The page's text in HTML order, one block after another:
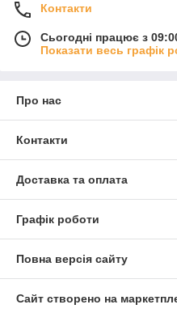
Контакти
Сьогодні працює з
Показати весь графік
Про нас
Контакти
Доставка та оплата
Графік роботи
Повна версія сайту
Сайт створено на